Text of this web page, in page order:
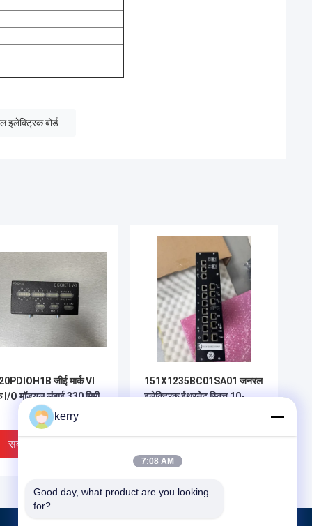
इलेक्ट्रिक बोर्ड
जीई मार्क VI
O मॉड्यूल लंबाई 330 मिमी
सबसे अच्छी कीमत
151X1235BC01SA01 जनरल
इलेक्ट्रिक ईथरनेट स्विच 10-
kerry
7:08 AM
Good day, what product are you looking
for?